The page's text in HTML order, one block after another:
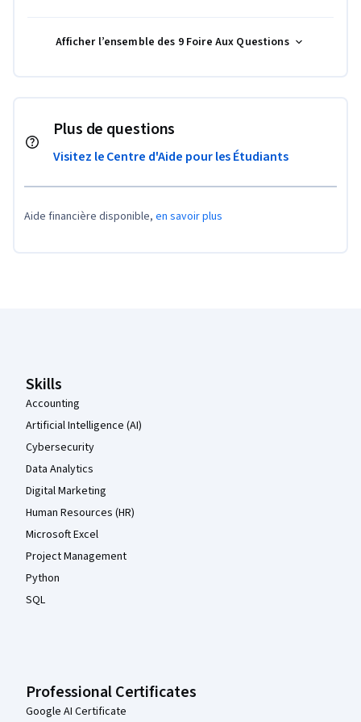
Afficher l’ensemble des 9 Foire Aux Questions
Plus de questions
Visitez le Centre d'Aide pour les Étudiants
Aide financière disponible, en savoir plus
Skills
Accounting
Artificial Intelligence (AI)
Cybersecurity
Data Analytics
Digital Marketing
Human Resources (HR)
Microsoft Excel
Project Management
Python
SQL
Professional Certificates
Google AI Certificate